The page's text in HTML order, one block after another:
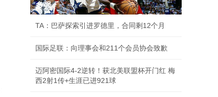
多强
TA：巴萨探索引进罗德里，合同剩12个月
国际足联：向理事会和211个会员协会致歉
迈阿密国际4-2逆转！获北美联盟杯开门红 梅
西2射1传+生涯已进921球